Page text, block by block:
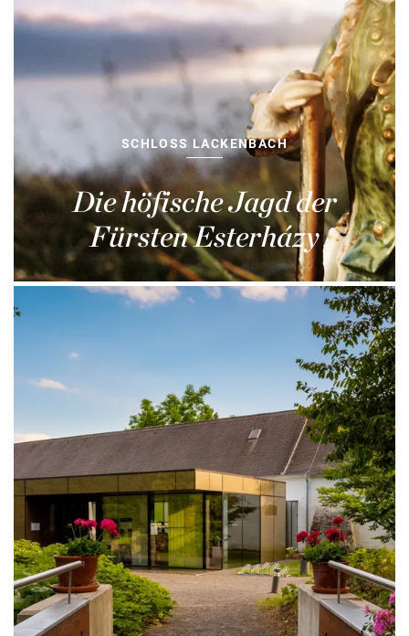
SCHLOSS LACKENBACH
Die höfische Jagd der
Fürsten Esterházy